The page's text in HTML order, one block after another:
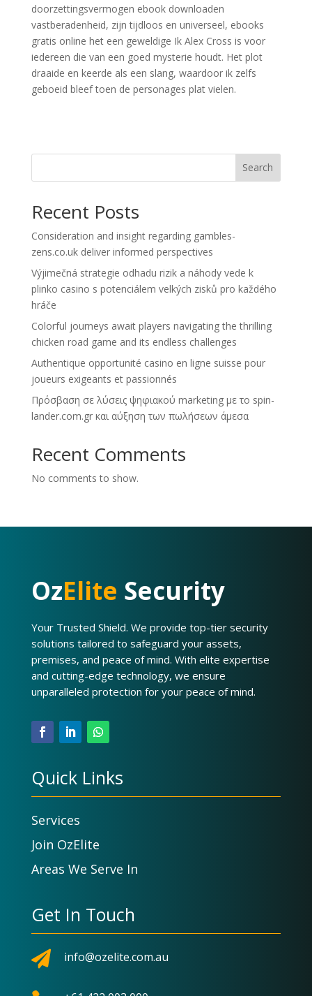
doorzettingsvermogen ebook downloaden
vastberadenheid, zijn tijdloos en universeel, ebooks
gratis online het een geweldige Ik Alex Cross is voor
iedereen die van een goed mysterie houdt. Het plot
draaide en keerde als een slang, waardoor ik zelfs
geboeid bleef toen de personages plat vielen.
Search
Recent Posts
Consideration and insight regarding gambles-
zens.co.uk deliver informed perspectives
Výjimečná strategie odhadu rizik a náhody vede k
plinko casino s potenciálem velkých zisků pro každého
hráče
Colorful journeys await players navigating the thrilling
chicken road game and its endless challenges
Authentique opportunité casino en ligne suisse pour
joueurs exigeants et passionnés
Πρόσβαση σε λύσεις ψηφιακού marketing με το spin-
lander.com.gr και αύξηση των πωλήσεων άμεσα
Recent Comments
No comments to show.
OzElite Security
Your Trusted Shield. We provide top-tier security
solutions tailored to safeguard your assets,
premises, and peace of mind. With elite expertise
and cutting-edge technology, we ensure
unparalleled protection for your peace of mind.
Quick Links
Services
Join OzElite
Areas We Serve In
Get In Touch
 info@ozelite.com.au